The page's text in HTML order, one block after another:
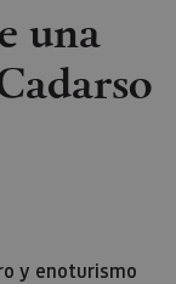
una
y enoturismo